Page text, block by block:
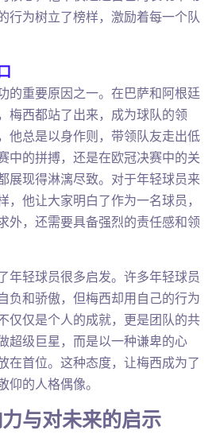
行为树立了榜样，激励着每一个队
的重要原因之一。在巴萨和阿根廷
梅西都站了出来，成为球队的领
他总是以身作则，带领队友走出低
中的拼搏，还是在欧冠决赛中的关
展现得淋漓尽致。对于年轻球员来
他让大家明白了作为一名球员，
外，还需要具备强烈的责任感和领
年轻球员很多启发。许多年轻球员
负和骄傲，但梅西却用自己的行为
仅仅是个人的成就，更是团队的共
超级巨星，而是以一种谦卑的心
在首位。这种态度，让梅西成为了
的人格偶像。
与对未来的启示